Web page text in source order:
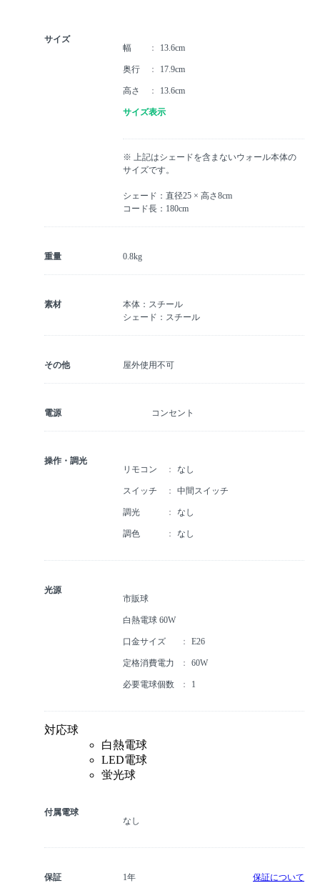
サイズ
幅
13.6cm
奥行 17.9cm
高さ 13.6cm
サイズ表示
※ 上記はシェードを含まないウォール本体の
サイズです。
シェード：直径25 × 高さ8cm
コード長：180cm
重量 0.8kg
素材
本体：スチール
シェード：スチール
その他 屋外使用不可
電源 コンセント
操作・調光
リモコン
なし
スイッチ 中間スイッチ
調光 なし
調色 なし
光源
市販球
白熱電球 60W
口金サイズ E26
定格消費電力 60W
必要電球個数 1
対応球
白熱電球
LED電球
蛍光球
付属電球
なし
保証 1年 保証について